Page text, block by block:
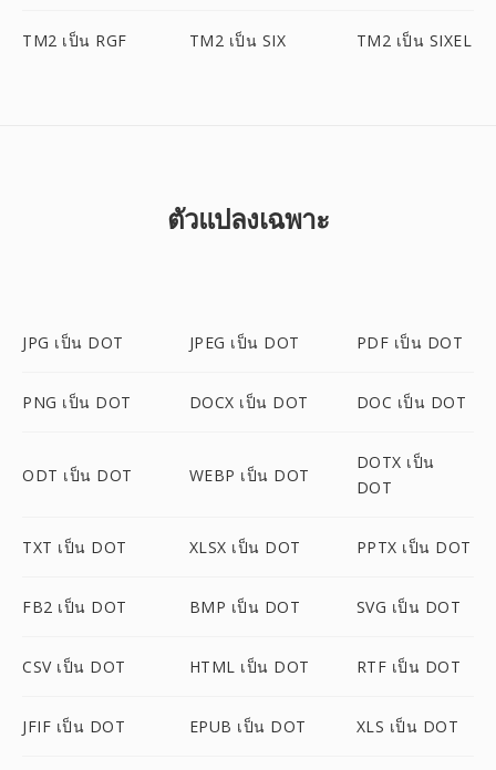
TM2 เป็น RGF TM2 เป็น SIX TM2 เป็น SIXEL
ตัวแปลงเฉพาะ
JPG เป็น DOT JPEG เป็น DOT PDF เป็น DOT
PNG เป็น DOT DOCX เป็น DOT DOC เป็น DOT
ODT เป็น DOT WEBP เป็น DOT
DOTX เป็น
DOT
TXT เป็น DOT XLSX เป็น DOT PPTX เป็น DOT
FB2 เป็น DOT BMP เป็น DOT SVG เป็น DOT
CSV เป็น DOT HTML เป็น DOT RTF เป็น DOT
JFIF เป็น DOT EPUB เป็น DOT XLS เป็น DOT